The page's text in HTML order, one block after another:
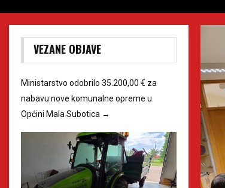
VEZANE OBJAVE
Ministarstvo odobrilo 35.200,00 € za
nabavu nove komunalne opreme u
Općini Mala Subotica →